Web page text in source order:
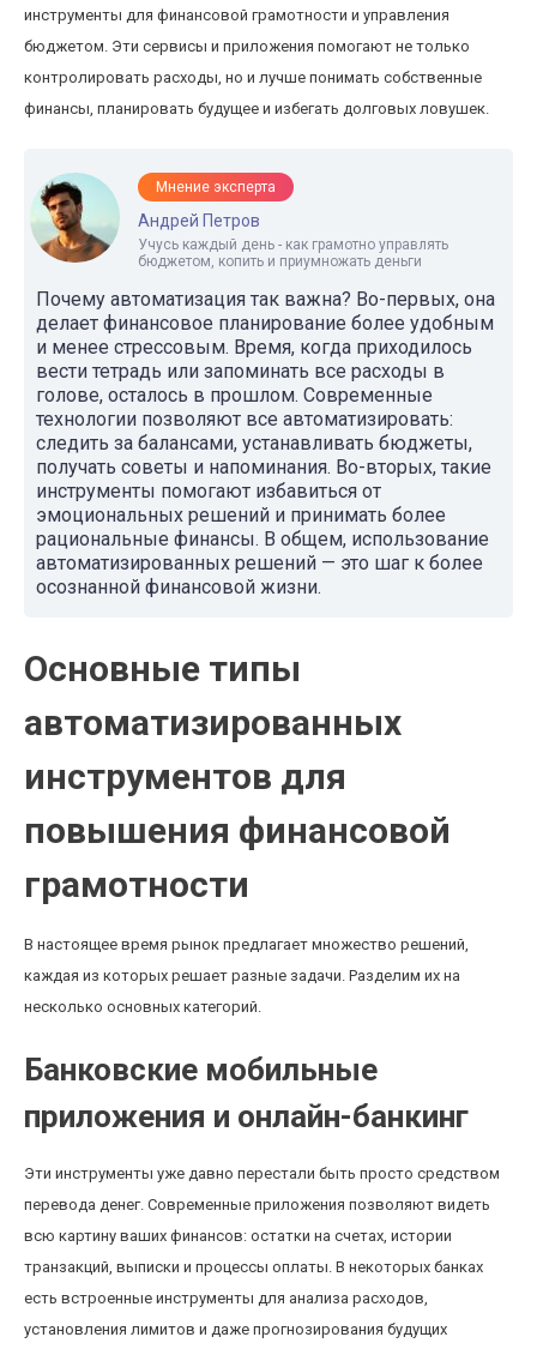
инструменты для финансовой грамотности и управления
бюджетом. Эти сервисы и приложения помогают не только
контролировать расходы, но и лучше понимать собственные
финансы, планировать будущее и избегать долговых ловушек.
Мнение эксперта
Андрей Петров
Учусь каждый день - как грамотно управлять
бюджетом, копить и приумножать деньги
Почему автоматизация так важна? Во-первых, она
делает финансовое планирование более удобным
и менее стрессовым. Время, когда приходилось
вести тетрадь или запоминать все расходы в
голове, осталось в прошлом. Современные
технологии позволяют все автоматизировать:
следить за балансами, устанавливать бюджеты,
получать советы и напоминания. Во-вторых, такие
инструменты помогают избавиться от
эмоциональных решений и принимать более
рациональные финансы. В общем, использование
автоматизированных решений — это шаг к более
осознанной финансовой жизни.
Основные типы
автоматизированных
инструментов для
повышения финансовой
грамотности
В настоящее время рынок предлагает множество решений,
каждая из которых решает разные задачи. Разделим их на
несколько основных категорий.
Банковские мобильные
приложения и онлайн-банкинг
Эти инструменты уже давно перестали быть просто средством
перевода денег. Современные приложения позволяют видеть
всю картину ваших финансов: остатки на счетах, истории
транзакций, выписки и процессы оплаты. В некоторых банках
есть встроенные инструменты для анализа расходов,
установления лимитов и даже прогнозирования будущих